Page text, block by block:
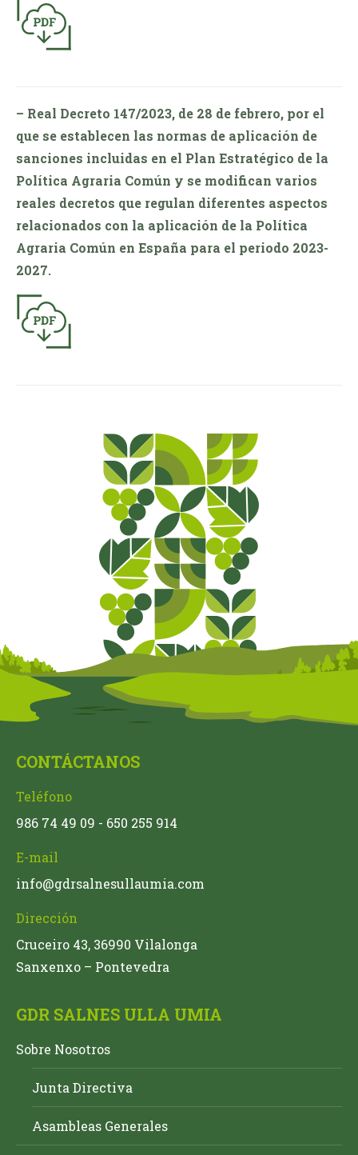
– Real Decreto 147/2023, de 28 de febrero, por el
que se establecen las normas de aplicación de
sanciones incluidas en el Plan Estratégico de la
Política Agraria Común y se modifican varios
reales decretos que regulan diferentes aspectos
relacionados con la aplicación de la Política
Agraria Común en España para el periodo 2023-
2027.
CONTÁCTANOS
Teléfono
986 74 49 09 - 650 255 914
E-mail
info@gdrsalnesullaumia.com
Dirección
Cruceiro 43, 36990 Vilalonga
Sanxenxo – Pontevedra
GDR SALNES ULLA UMIA
Sobre Nosotros
Junta Directiva
Asambleas Generales